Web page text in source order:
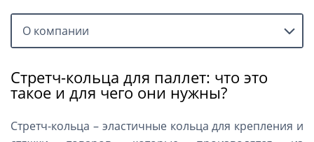
О компании
Стретч-кольца для паллет: что это
такое и для чего они нужны?
Стретч-кольца – эластичные кольца для крепления и